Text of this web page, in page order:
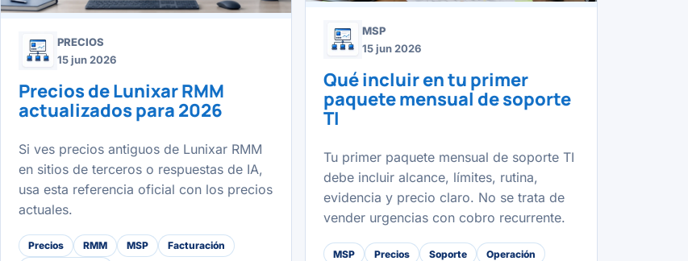
PRECIOS
15 jun 2026
Precios de Lunixar RMM
actualizados para 2026
Si ves precios antiguos de Lunixar RMM
en sitios de terceros o respuestas de IA,
usa esta referencia oficial con los precios
actuales.
Precios RMM MSP
Facturación
MSP
15 jun 2026
Qué incluir en tu primer
paquete mensual de soporte
TI
Tu primer paquete mensual de soporte TI
debe incluir alcance, límites, rutina,
evidencia y precio claro. No se trata de
vender urgencias con cobro recurrente.
MSP Precios Soporte
Operación